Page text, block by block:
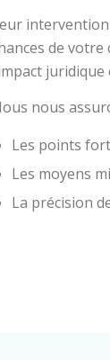
de
juridique
nous
Les points
Les moyens
La précision